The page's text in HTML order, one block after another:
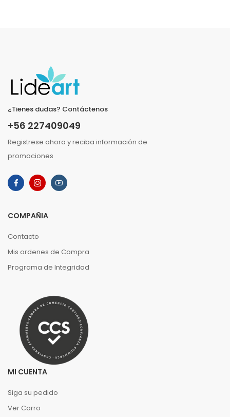
¿Tienes dudas? Contáctenos
+56 227409049
Registrese ahora y reciba información de
promociones
COMPAÑIA
Contacto
Mis ordenes de Compra
Programa de Integridad
MI CUENTA
Siga su pedido
Ver Carro